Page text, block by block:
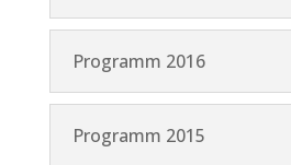
Programm 2016
Programm 2015